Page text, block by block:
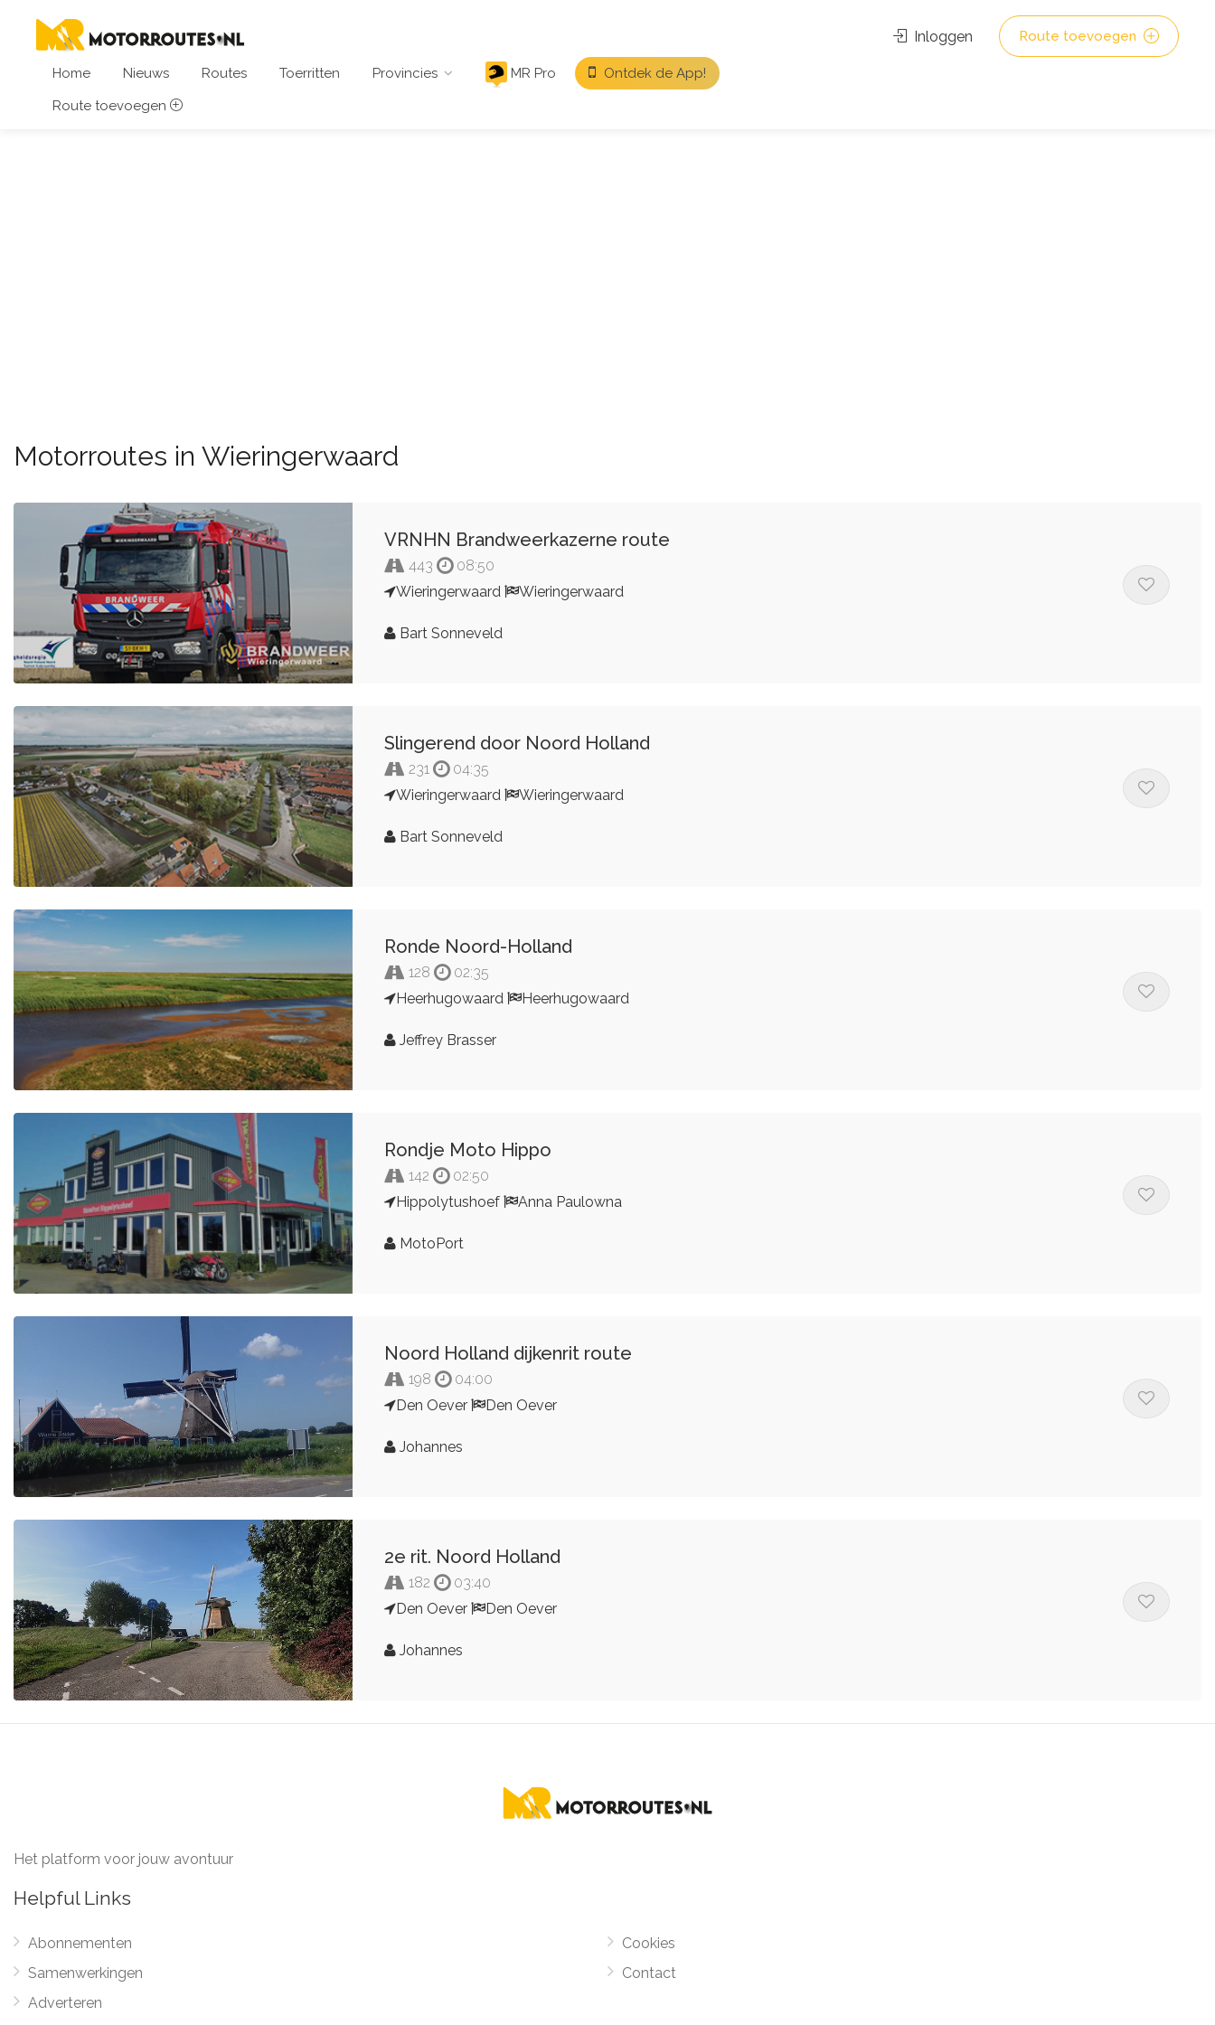
Home Nieuws Routes Toerritten Provincies MR Pro
Ontdek de App!
Route toevoegen
Inloggen Route toevoegen
Motorroutes in Wieringerwaard
VRNHN Brandweerkazerne route
443
08:50
Wieringerwaard
Wieringerwaard
Bart Sonneveld
Slingerend door Noord Holland
231
04:35
Wieringerwaard
Wieringerwaard
Bart Sonneveld
Ronde Noord-Holland
128
02:35
Heerhugowaard
Heerhugowaard
Jeffrey Brasser
Rondje Moto Hippo
142
02:50
Hippolytushoef
Anna Paulowna
MotoPort
Noord Holland dijkenrit route
198
04:00
Den Oever
Den Oever
Johannes
2e rit. Noord Holland
182
03:40
Den Oever
Den Oever
Johannes
Het platform voor jouw avontuur
Helpful Links
Abonnementen
Samenwerkingen
Adverteren
Cookies
Contact